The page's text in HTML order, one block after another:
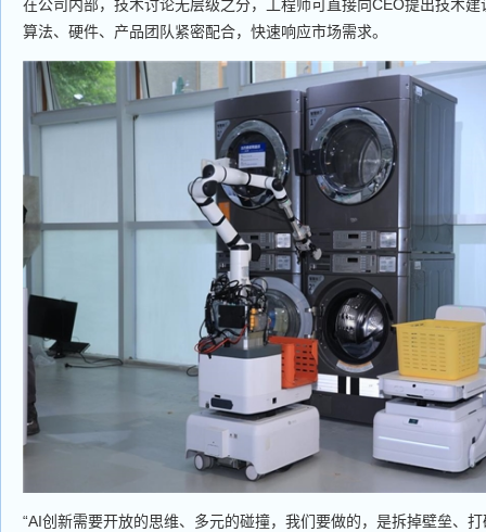
在公司内部，技术讨论无层级之分，工程师可直接向CEO提出技术
算法、硬件、产品团队紧密配合，快速响应市场需求。
“AI创新需要开放的思维、多元的碰撞，我们要做的，是拆掉壁垒、